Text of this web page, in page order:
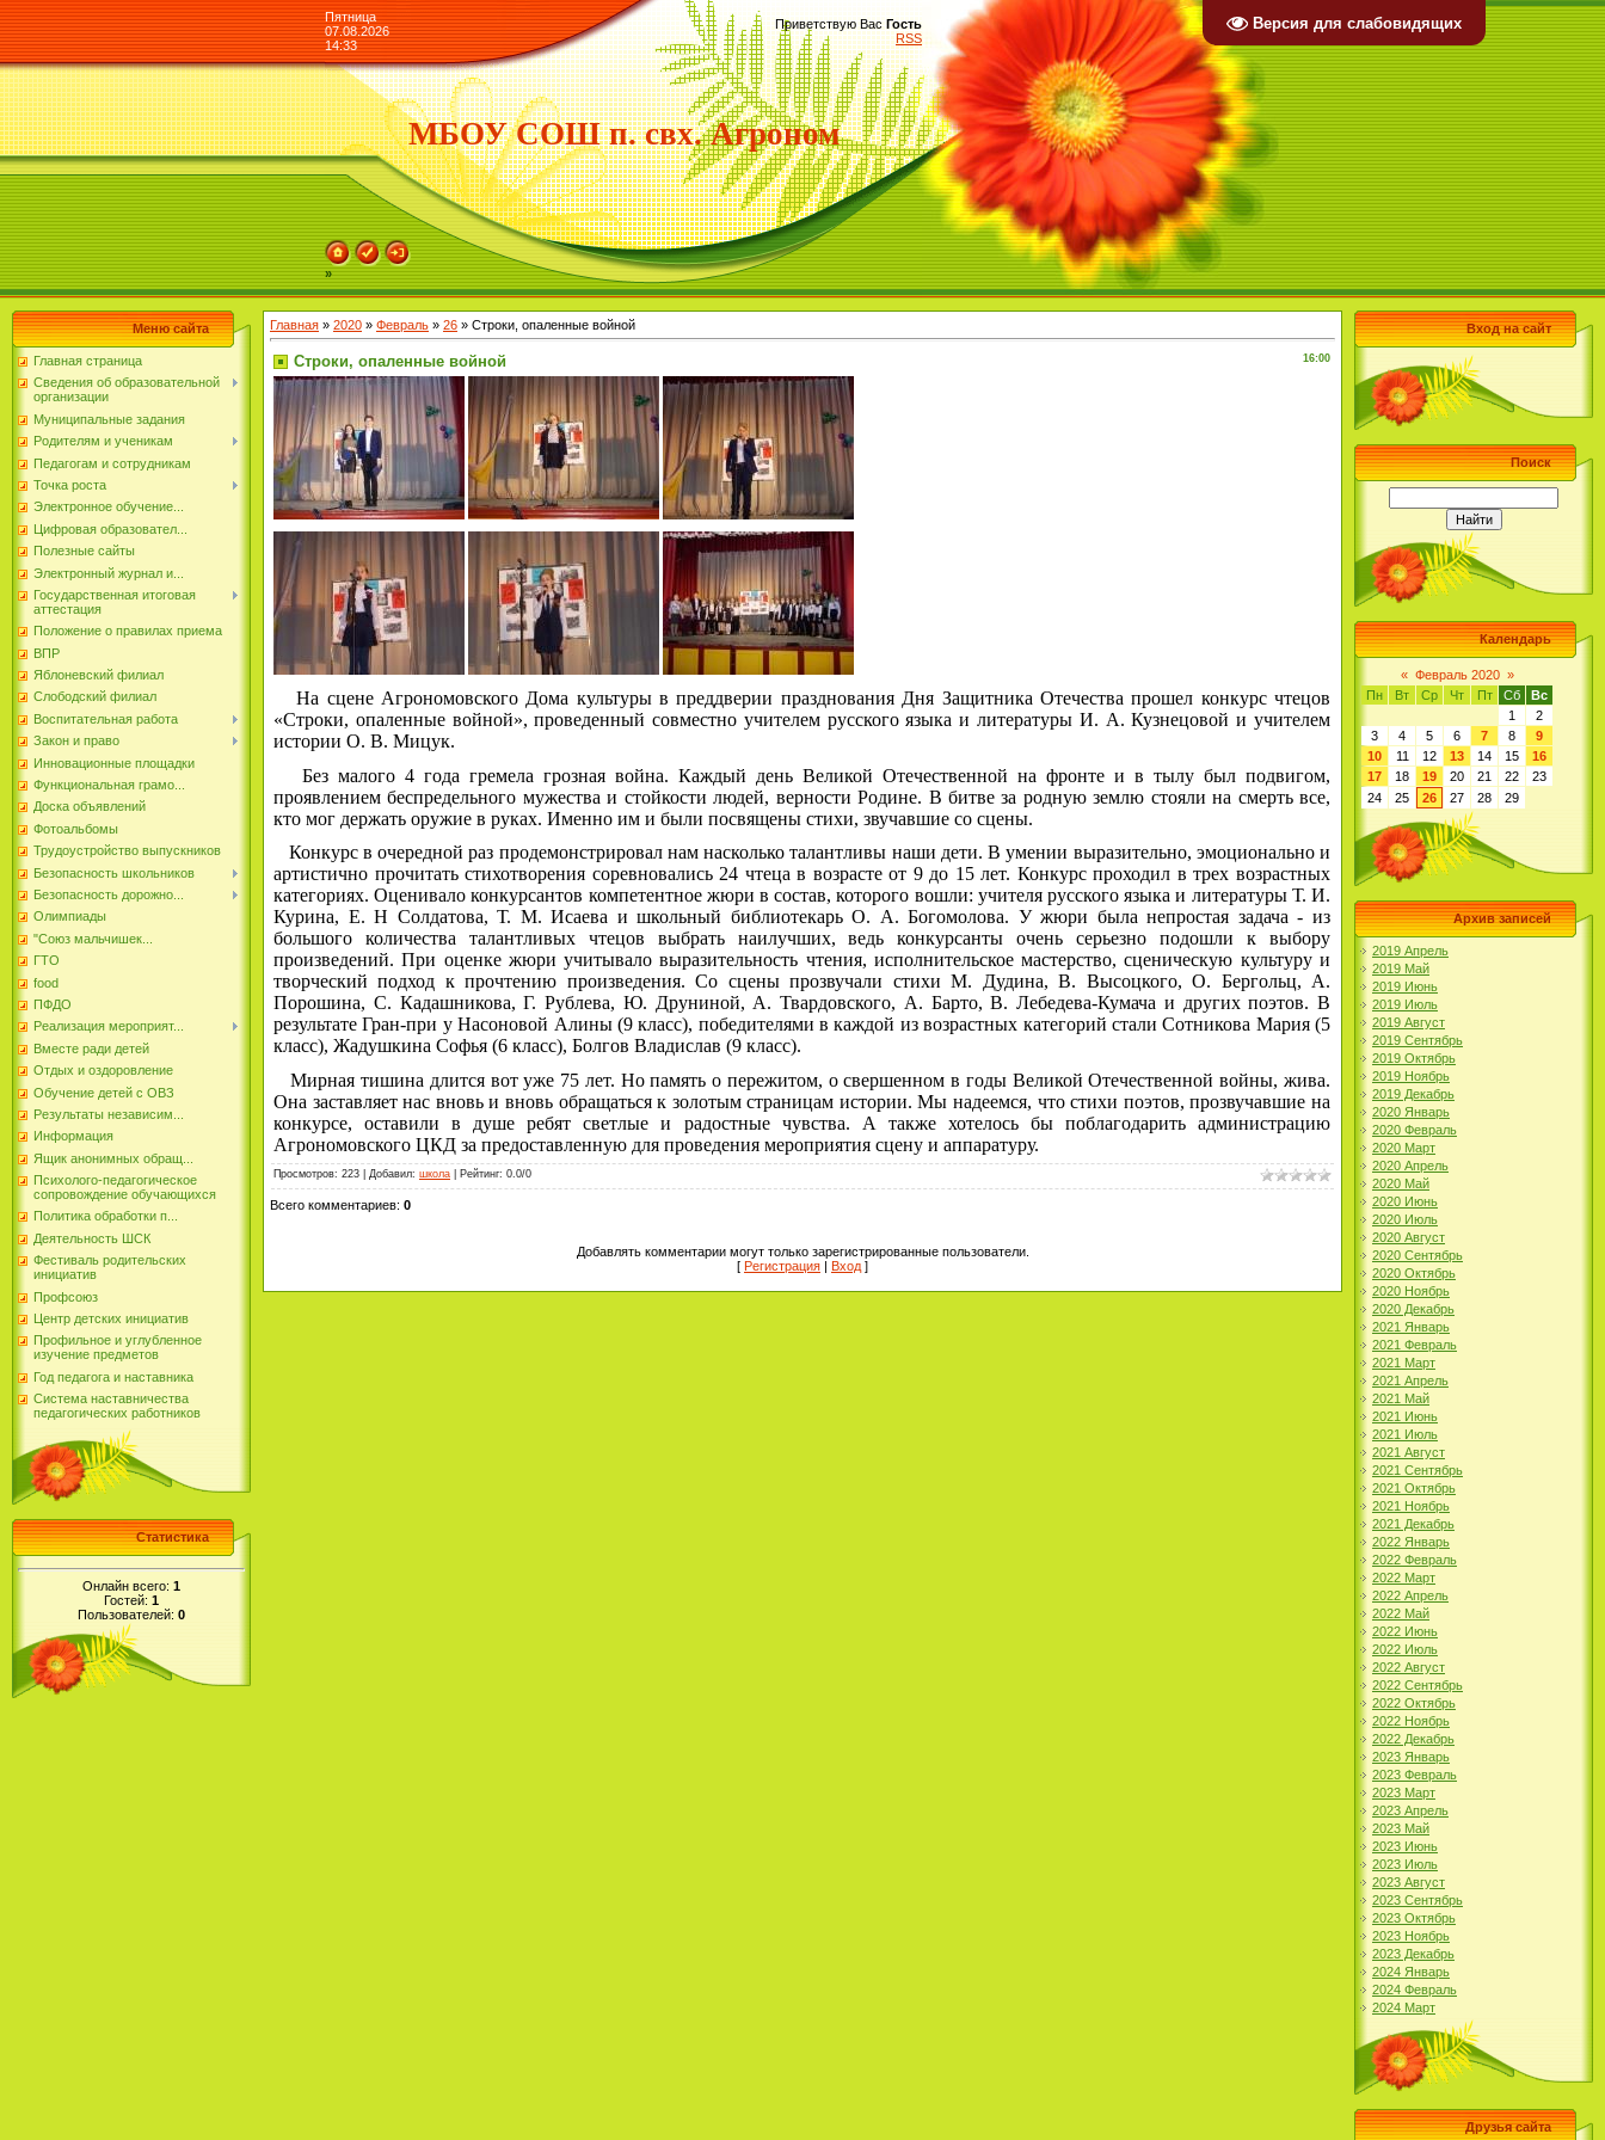
Версия для слабовидящих
Пятница
07.08.2026
14:33
Приветствую Вас Гость
RSS
МБОУ СОШ п. свх. Агроном
»
Меню сайта
Главная страница
Сведения об образовательной
организации
Муниципальные задания
Родителям и ученикам
Педагогам и сотрудникам
Точка роста
Электронное обучение...
Цифровая образовател...
Полезные сайты
Электронный журнал и...
Государственная итоговая
аттестация
Положение о правилах приема
ВПР
Яблоневский филиал
Слободский филиал
Воспитательная работа
Закон и право
Инновационные площадки
Функциональная грамо...
Доска объявлений
Фотоальбомы
Трудоустройство выпускников
Безопасность школьников
Безопасность дорожно...
Олимпиады
"Союз мальчишек...
ГТО
food
ПФДО
Реализация мероприят...
Вместе ради детей
Отдых и оздоровление
Обучение детей с ОВЗ
Результаты независим...
Информация
Ящик анонимных обращ...
Психолого-педагогическое
сопровождение обучающихся
Политика обработки п...
Деятельность ШСК
Фестиваль родительских
инициатив
Профсоюз
Центр детских инициатив
Профильное и углубленное
изучение предметов
Год педагога и наставника
Система наставничества
педагогических работников
Статистика
Онлайн всего: 1
Гостей: 1
Пользователей: 0
Главная » 2020 » Февраль » 26 » Строки, опаленные войной
16:00
Строки, опаленные войной
На сцене Агрономовского Дома культуры в преддверии празднования Дня Защитника Отечества прошел конкурс чтецов
«Строки, опаленные войной», проведенный совместно учителем русского языка и литературы И. А. Кузнецовой и учителем
истории О. В. Мицук.
Без малого 4 года гремела грозная война. Каждый день Великой Отечественной на фронте и в тылу был подвигом,
проявлением беспредельного мужества и стойкости людей, верности Родине. В битве за родную землю стояли на смерть все,
кто мог держать оружие в руках. Именно им и были посвящены стихи, звучавшие со сцены.
Конкурс в очередной раз продемонстрировал нам насколько талантливы наши дети. В умении выразительно, эмоционально и
артистично прочитать стихотворения соревновались 24 чтеца в возрасте от 9 до 15 лет. Конкурс проходил в трех возрастных
категориях. Оценивало конкурсантов компетентное жюри в состав, которого вошли: учителя русского языка и литературы Т. И.
Курина, Е. Н Солдатова, Т. М. Исаева и школьный библиотекарь О. А. Богомолова. У жюри была непростая задача - из
большого количества талантливых чтецов выбрать наилучших, ведь конкурсанты очень серьезно подошли к выбору
произведений. При оценке жюри учитывало выразительность чтения, исполнительское мастерство, сценическую культуру и
творческий подход к прочтению произведения. Со сцены прозвучали стихи М. Дудина, В. Высоцкого, О. Бергольц, А.
Порошина, С. Кадашникова, Г. Рублева, Ю. Друниной, А. Твардовского, А. Барто, В. Лебедева-Кумача и других поэтов. В
результате Гран-при у Насоновой Алины (9 класс), победителями в каждой из возрастных категорий стали Сотникова Мария (5
класс), Жадушкина Софья (6 класс), Болгов Владислав (9 класс).
Мирная тишина длится вот уже 75 лет. Но память о пережитом, о свершенном в годы Великой Отечественной войны, жива.
Она заставляет нас вновь и вновь обращаться к золотым страницам истории. Мы надеемся, что стихи поэтов, прозвучавшие на
конкурсе, оставили в душе ребят светлые и радостные чувства. А также хотелось бы поблагодарить администрацию
Агрономовского ЦКД за предоставленную для проведения мероприятия сцену и аппаратуру.
Просмотров: 223 Добавил: школа Рейтинг: 0.0/0
Всего комментариев: 0
Добавлять комментарии могут только зарегистрированные пользователи.
[ Регистрация | Вход ]
Вход на сайт
Поиск
Календарь
« Февраль 2020 »
Пн
Вт Ср Чт Пт Сб
Вс
1
2
3
4 5 6 7 8
9
10
11 12 13 14 15
16
17
18 19 20 21 22
23
24
25 26 27 28 29
Архив записей
2019 Апрель
2019 Май
2019 Июнь
2019 Июль
2019 Август
2019 Сентябрь
2019 Октябрь
2019 Ноябрь
2019 Декабрь
2020 Январь
2020 Февраль
2020 Март
2020 Апрель
2020 Май
2020 Июнь
2020 Июль
2020 Август
2020 Сентябрь
2020 Октябрь
2020 Ноябрь
2020 Декабрь
2021 Январь
2021 Февраль
2021 Март
2021 Апрель
2021 Май
2021 Июнь
2021 Июль
2021 Август
2021 Сентябрь
2021 Октябрь
2021 Ноябрь
2021 Декабрь
2022 Январь
2022 Февраль
2022 Март
2022 Апрель
2022 Май
2022 Июнь
2022 Июль
2022 Август
2022 Сентябрь
2022 Октябрь
2022 Ноябрь
2022 Декабрь
2023 Январь
2023 Февраль
2023 Март
2023 Апрель
2023 Май
2023 Июнь
2023 Июль
2023 Август
2023 Сентябрь
2023 Октябрь
2023 Ноябрь
2023 Декабрь
2024 Январь
2024 Февраль
2024 Март
Друзья сайта